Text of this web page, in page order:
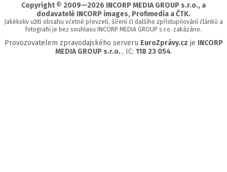
Copyright © 2009—2026 INCORP MEDIA GROUP s.r.o., a
dodavatelé INCORP images, Profimedia a ČTK.
Jakékoliv užití obsahu včetně převzetí, šíření či dalšího zpřístupňování článků a
fotografií je bez souhlasu INCORP MEDIA GROUP s.r.o. zakázáno.
Provozovatelem zpravodajského serveru EuroZprávy.cz je INCORP
MEDIA GROUP s.r.o. , IC: 118 23 054.